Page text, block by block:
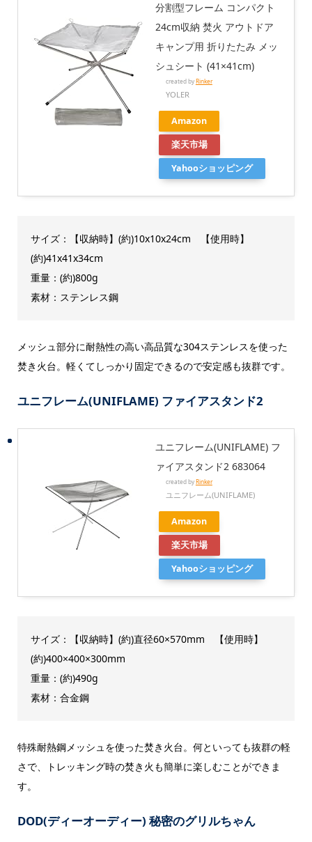
分割型フレーム コンパクト
24cm収納 焚火 アウトドア
キャンプ用 折りたたみ メッ
シュシート (41×41cm)
created byRinker
YOLER
Amazon
楽天市場
Yahooショッピング
サイズ：【収納時】(約)10x10x24cm 【使用時】
(約)41x41x34cm
重量：(約)800g
素材：‎ステンレス鋼
メッシュ部分に耐熱性の高い高品質な304ステンレスを使った
焚き火台。軽くてしっかり固定できるので安定感も抜群です。
ユニフレーム(UNIFLAME) ファイアスタンド2
ユニフレーム(UNIFLAME) フ
ァイアスタンド2 683064
created byRinker
ユニフレーム(UNIFLAME)
Amazon
楽天市場
Yahooショッピング
サイズ：【収納時】(約)直径60×570mm 【使用時】
(約)400×400×300mm
重量：(約)490g
素材：合金鋼
特殊耐熱鋼メッシュを使った焚き火台。何といっても抜群の軽
さで、トレッキング時の焚き火も簡単に楽しむことができま
す。
DOD(ディーオーディー) 秘密のグリルちゃん